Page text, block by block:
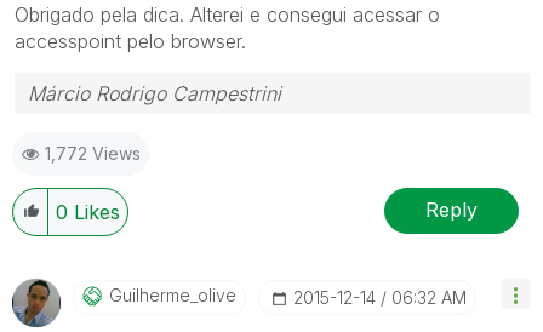
Obrigado pela dica. Alterei e consegui acessar o
accesspoint pelo browser.
Márcio Rodrigo Campestrini
1,772 Views
0 Likes Reply
Guilherme_olive ‎2015-12-14 06:32 AM